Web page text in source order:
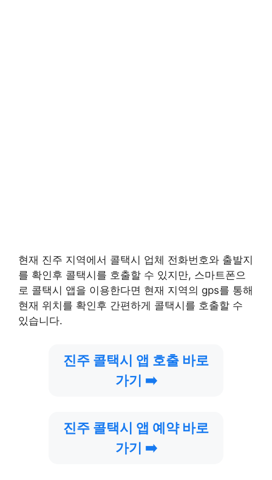
현재 진주 지역에서 콜택시 업체 전화번호와 출발지
를 확인후 콜택시를 호출할 수 있지만, 스마트폰으
로 콜택시 앱을 이용한다면 현재 지역의 gps를 통해
현재 위치를 확인후 간편하게 콜택시를 호출할 수
있습니다.
진주 콜택시 앱 호출 바로
가기 ➡️
진주 콜택시 앱 예약 바로
가기 ➡️